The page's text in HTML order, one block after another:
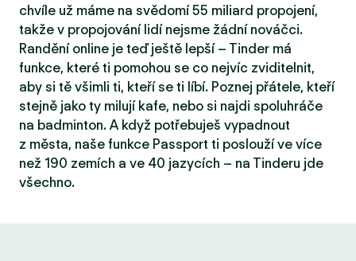
chvíle už máme na svědomí 55 miliard propojení,
takže v propojování lidí nejsme žádní nováčci.
Randění online je teď ještě lepší – Tinder má
funkce, které ti pomohou se co nejvíc zviditelnit,
aby si tě všimli ti, kteří se ti líbí. Poznej přátele, kteří
stejně jako ty milují kafe, nebo si najdi spoluhráče
na badminton. A když potřebuješ vypadnout
z města, naše funkce Passport ti poslouží ve více
než 190 zemích a ve 40 jazycích – na Tinderu jde
všechno.